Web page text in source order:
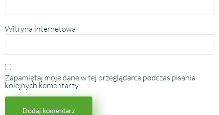
Witryna internetowa
Zapamiętaj moje dane w tej przeglądarce podczas pisania
kolejnych komentarzy.